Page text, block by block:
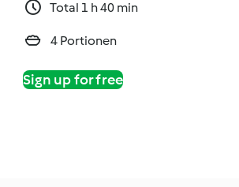
Total 1 h 40 min
4 Portionen
Sign up for free